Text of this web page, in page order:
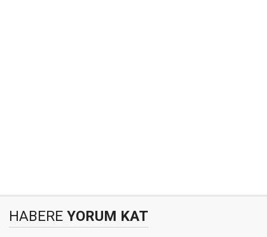
HABERE YORUM KAT